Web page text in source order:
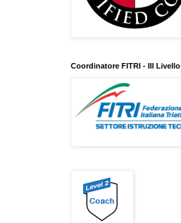
Coordinatore FITRI - III Livello